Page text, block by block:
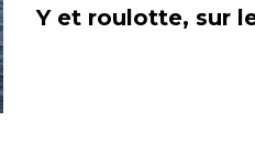
Y et roulotte, sur